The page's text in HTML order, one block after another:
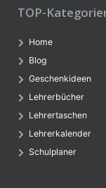
TOP-
Home
Blog
Geschenkideen
Lehrerbücher
Lehrertaschen
Lehrerkalender
Schulplaner